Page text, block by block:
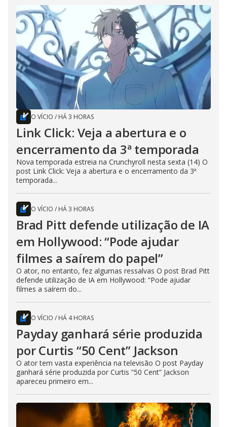
O VÍCIO / HÁ 3 HORAS
Link Click: Veja a abertura e o
encerramento da 3ª temporada
Nova temporada estreia na Crunchyroll nesta sexta (14) O
post Link Click: Veja a abertura e o encerramento da 3ª
temporada...
O VÍCIO / HÁ 3 HORAS
Brad Pitt defende utilização de IA
em Hollywood: “Pode ajudar
filmes a saírem do papel”
O ator, no entanto, fez algumas ressalvas O post Brad Pitt
defende utilização de IA em Hollywood: “Pode ajudar
filmes a saírem do...
O VÍCIO / HÁ 4 HORAS
Payday ganhará série produzida
por Curtis “50 Cent” Jackson
O ator tem vasta experiência na televisão O post Payday
ganhará série produzida por Curtis “50 Cent” Jackson
apareceu primeiro em...